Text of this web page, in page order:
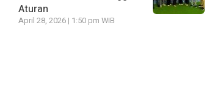
Aturan
April 28, 2026 | 1:50 pm WIB